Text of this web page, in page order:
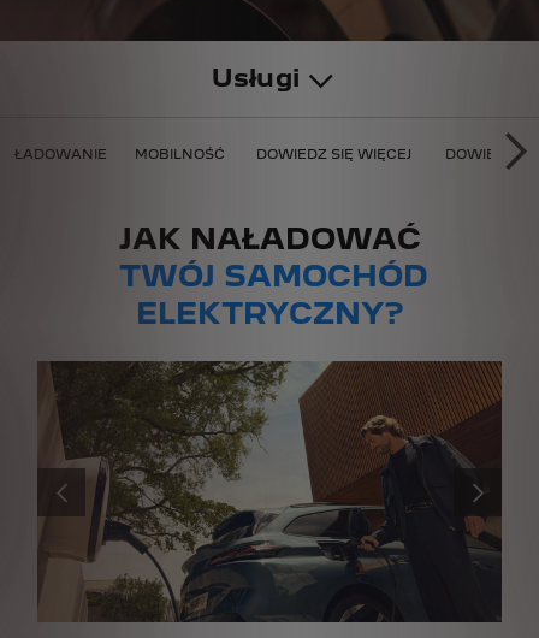
Usługi
ŁADOWANIE MOBILNOŚĆ DOWIEDZ SIĘ WIĘCEJ DOWIEDZ
JAK NAŁADOWAĆ
TWÓJ SAMOCHÓD
ELEKTRYCZNY?
POPRZEDNI NASTĘPNY